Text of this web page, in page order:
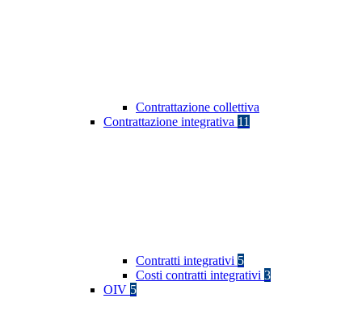
Contrattazione collettiva
Contrattazione integrativa 11
Contratti integrativi 5
Costi contratti integrativi 3
OIV 5